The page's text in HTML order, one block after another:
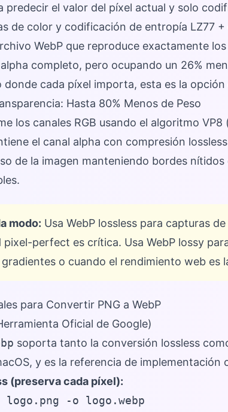
predecir el valor del píxel actual y solo
de color y codificación de entropía LZ77
WebP que reproduce exactamente
completo, pero ocupando un 26%
donde cada píxel importa, esta es la
Hasta 80% Menos de Peso
los canales RGB usando el algoritmo
el canal alpha con compresión
de la imagen manteniendo bordes
modo: Usa WebP lossless para capturas
pixel-perfect es crítica. Usa WebP lossy
o cuando el rendimiento web es
para Convertir PNG a WebP
Oficial de Google)
soporta tanto la conversión lossless
y es la referencia de implementación
(preserva cada píxel):
logo.png -o logo.webp